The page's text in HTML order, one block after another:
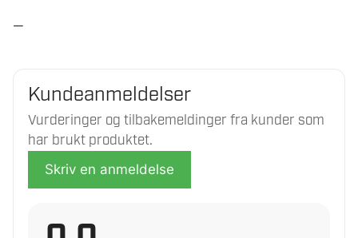
—
Kundeanmeldelser
Vurderinger og tilbakemeldinger fra kunder som
har brukt produktet.
Skriv en anmeldelse